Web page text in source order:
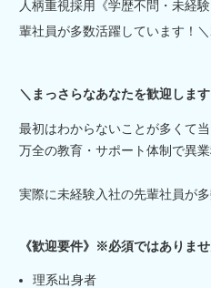
人柄重視採用《学歴不問・未経
輩社員が多数活躍しています！
＼まっさらなあなたを歓迎しま
最初はわからないことが多くて
万全の教育・サポート体制で異
実際に未経験入社の先輩社員が
《歓迎要件》※必須ではありま
理系出身者